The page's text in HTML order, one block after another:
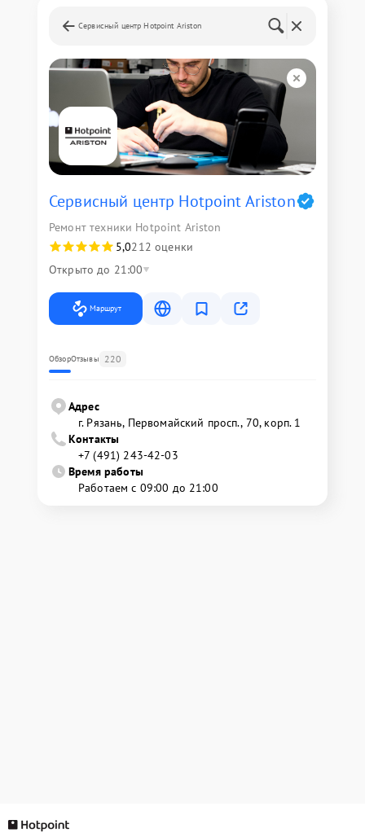
Сервисный центр Hotpoint Ariston
Сервисный центр Hotpoint Ariston
Ремонт техники Hotpoint Ariston
5,0212 оценки
Открыто до 21:00
Маршрут
ОбзорОтзывы 220
Адрес
г. Рязань, Первомайский просп., 70, корп. 1
Контакты
+7 (491) 243-42-03
Время работы
Работаем с 09:00 до 21:00